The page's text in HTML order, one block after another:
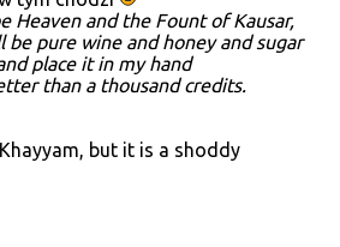
Heaven and the Fount of Kausar,
pure wine and honey and sugar
place it in my hand
than a thousand credits.
but it is a shoddy